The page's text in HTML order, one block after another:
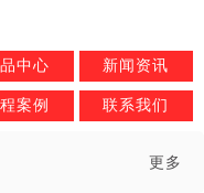
中心 新闻资讯
案例 联系我们
更多